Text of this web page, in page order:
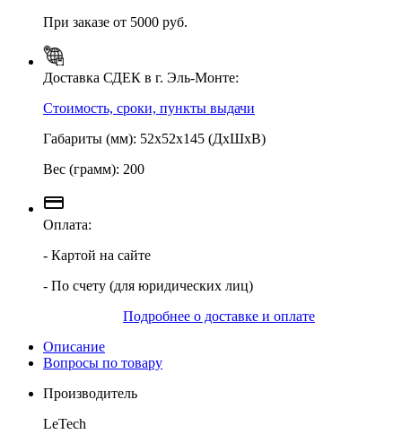
При заказе от 5000 руб.
Доставка СДЕК в г. Эль-Монте:
Стоимость, сроки, пункты выдачи
Габариты (мм): 52х52х145 (ДхШхВ)
Вес (грамм): 200
Оплата:
- Картой на сайте
- По счету (для юридических лиц)
Подробнее о доставке и оплате
Описание
Вопросы по товару
Производитель
LeTech